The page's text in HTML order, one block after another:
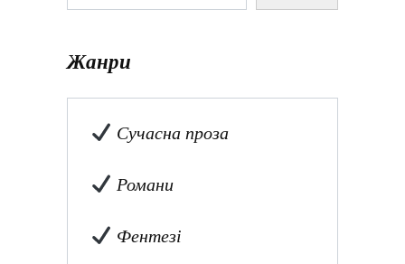
Жанри
Сучасна проза
Романи
Фентезі